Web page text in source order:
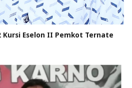
Kursi Eselon II Pemkot Ternate